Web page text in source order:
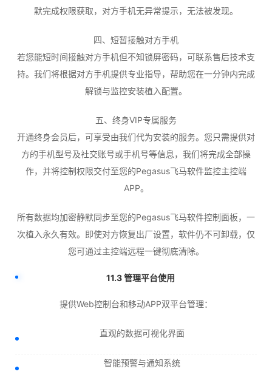
默完成权限获取，对方手机无异常提示，无法被发现。
四、短暂接触对方手机
若您能短时间接触对方手机但不知锁屏密码，可联系售后技术支
持。我们将根据对方手机提供专业指导，帮助您在一分钟内完成
解锁与监控安装植入配置。
五、终身VIP专属服务
开通终身会员后，可享受由我们代为安装的服务。您只需提供对
方的手机型号及社交账号或手机号等信息，我们将完成全部操
作，并将控制权限交付至您的Pegasus飞马软件监控主控端
APP。
所有数据均加密静默同步至您的Pegasus飞马软件控制面板，一
次植入永久有效。即使对方恢复出厂设置，软件仍不可卸载，仅
您可通过主控端远程一键彻底清除。
11.3 管理平台使用
提供Web控制台和移动APP双平台管理：
直观的数据可视化界面
智能预警与通知系统